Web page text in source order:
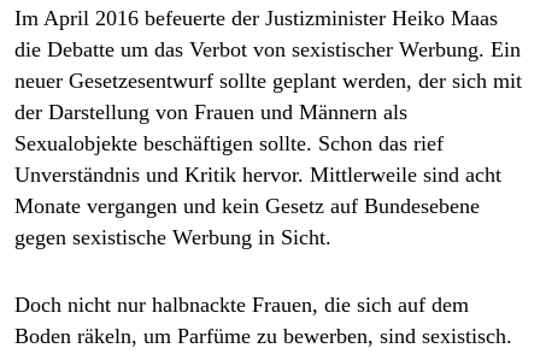
Im April 2016 befeuerte der Justizminister Heiko Maas
die Debatte um das Verbot von sexistischer Werbung. Ein
neuer Gesetzesentwurf sollte geplant werden, der sich mit
der Darstellung von Frauen und Männern als
Sexualobjekte beschäftigen sollte. Schon das rief
Unverständnis und Kritik hervor. Mittlerweile sind acht
Monate vergangen und kein Gesetz auf Bundesebene
gegen sexistische Werbung in Sicht.
Doch nicht nur halbnackte Frauen, die sich auf dem
Boden räkeln, um Parfüme zu bewerben, sind sexistisch.